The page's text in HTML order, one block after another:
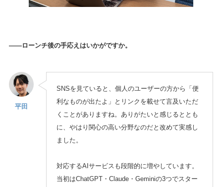
——ローンチ後の手応えはいかがですか。
平田
SNSを見ていると、個人のユーザーの方から「便
利なものが出たよ」とリンクを載せて言及いただ
くことがありますね。ありがたいと感じるととも
に、やはり関心の高い分野なのだと改めて実感し
ました。
対応するAIサービスも段階的に増やしています。
当初はChatGPT・Claude・Geminiの3つでスター